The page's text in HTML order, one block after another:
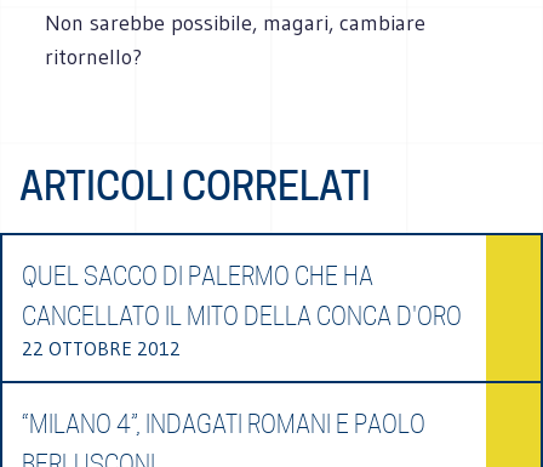
Non sarebbe possibile, magari, cambiare
ritornello?
ARTICOLI CORRELATI
QUEL SACCO DI PALERMO CHE HA
CANCELLATO IL MITO DELLA CONCA D'ORO
22 OTTOBRE 2012
“MILANO 4”, INDAGATI ROMANI E PAOLO